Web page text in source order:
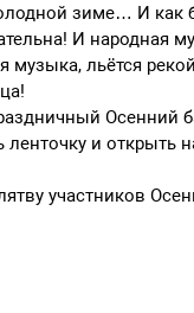
зиме… И
И народная
музыка, льётся
Осенний
и открыть
участников